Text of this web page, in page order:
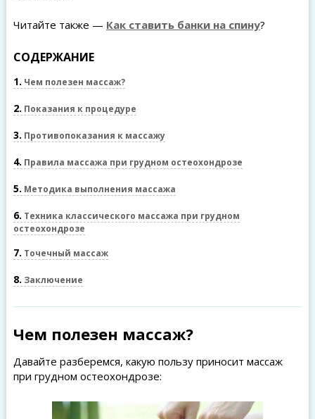
Читайте также — Как ставить банки на спину?
СОДЕРЖАНИЕ
1 Чем полезен массаж?
2 Показания к процедуре
3 Противопоказания к массажу
4 Правила массажа при грудном остеохондрозе
5 Методика выполнения массажа
6 Техника классического массажа при грудном
остеохондрозе
7 Точечный массаж
8 Заключение
Чем полезен массаж?
Давайте разберемся, какую пользу приносит массаж
при грудном остеохондрозе: